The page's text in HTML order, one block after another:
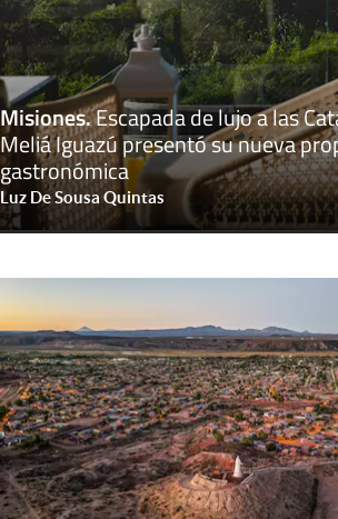
Misiones.Escapada de lujo a las
Meliá Iguazú presentó su nueva
gastronómica
Luz De Sousa Quintas